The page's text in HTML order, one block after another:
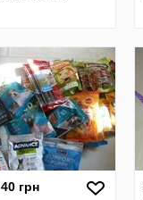
40 грн